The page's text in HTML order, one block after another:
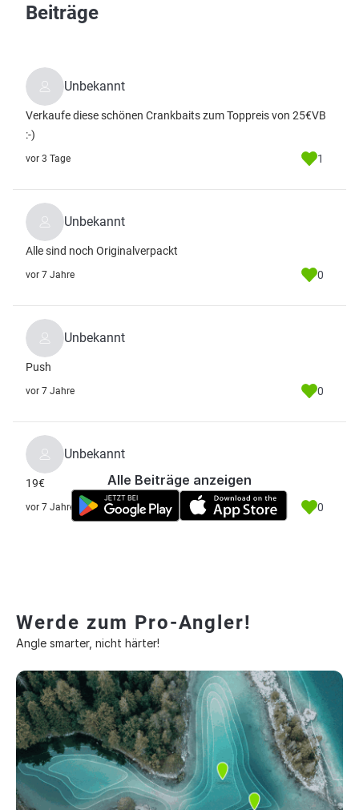
Beiträge
Unbekannt
Verkaufe diese schönen Crankbaits zum Toppreis von 25€VB
:-)
vor 3 Tage 1
Unbekannt
Alle sind noch Originalverpackt
vor 7 Jahre 0
Unbekannt
Push
vor 7 Jahre 0
Unbekannt
19€
vor 7 Jahre 0
Alle Beiträge anzeigen
Werde zum Pro-Angler!
Angle smarter, nicht härter!